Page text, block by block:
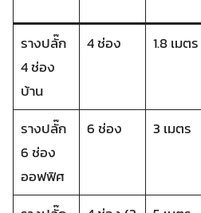
รางปลั๊ก
4 ช่อง
บ้าน
4 ช่อง 1.8 เมตร
รางปลั๊ก
6 ช่อง
ออฟฟิศ
6 ช่อง 3 เมตร